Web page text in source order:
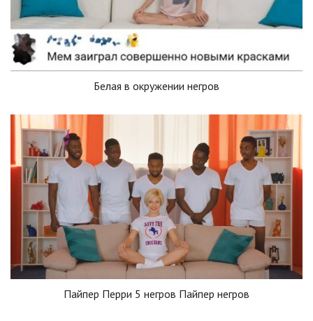
Белая в окружении негров
Пайпер Перри 5 негров Пайпер негров